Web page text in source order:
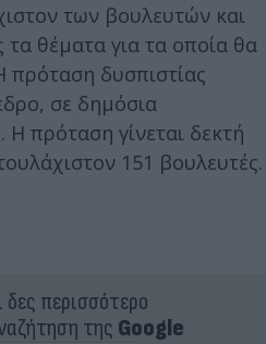
των βουλευτών και
θέματα για τα oπoία θα
πρόταση δυσπιστίας
σε δημόσια
πρόταση γίνεται δεκτή
151 βουλευτές.
δες περισσότερο
της Google